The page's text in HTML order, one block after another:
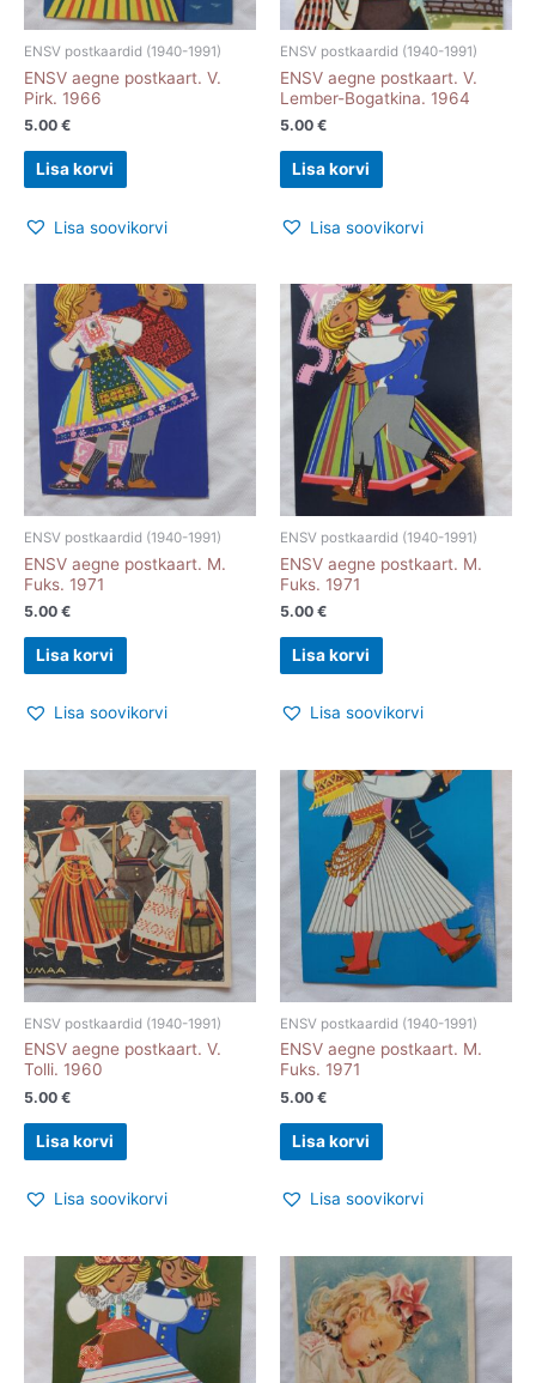
ENSV postkaardid (1940-1991)
ENSV aegne postkaart. V.
Pirk. 1966
5.00 €
Lisa korvi
Lisa soovikorvi
ENSV postkaardid (1940-1991)
ENSV aegne postkaart. V.
Lember-Bogatkina. 1964
5.00 €
Lisa korvi
Lisa soovikorvi
ENSV postkaardid (1940-1991)
ENSV aegne postkaart. M.
Fuks. 1971
5.00 €
Lisa korvi
Lisa soovikorvi
ENSV postkaardid (1940-1991)
ENSV aegne postkaart. M.
Fuks. 1971
5.00 €
Lisa korvi
Lisa soovikorvi
ENSV postkaardid (1940-1991)
ENSV aegne postkaart. V.
Tolli. 1960
5.00 €
Lisa korvi
Lisa soovikorvi
ENSV postkaardid (1940-1991)
ENSV aegne postkaart. M.
Fuks. 1971
5.00 €
Lisa korvi
Lisa soovikorvi